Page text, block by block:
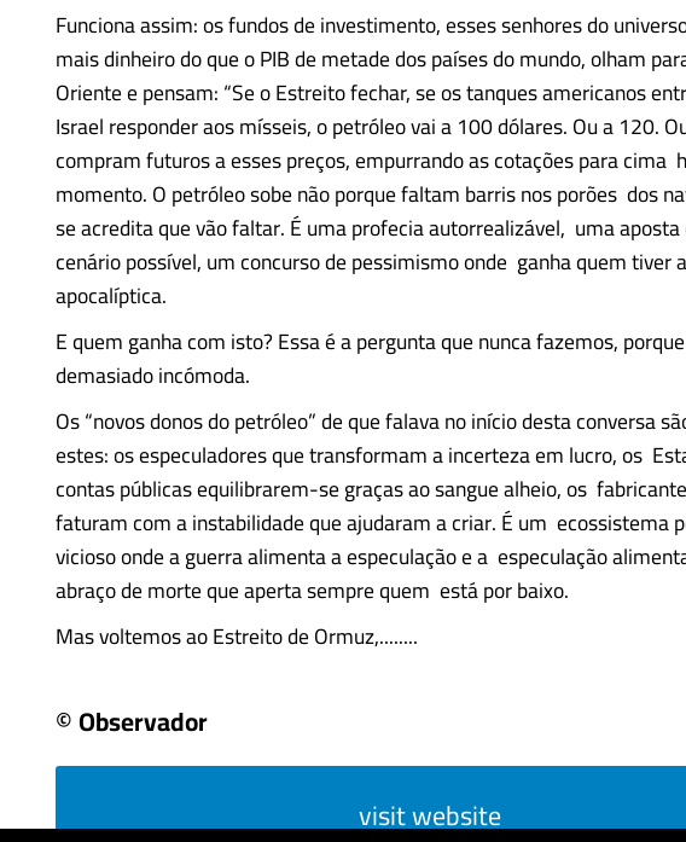
Funciona assim: os fundos de investimento, esses senhores do
mais dinheiro do que o PIB de metade dos países do mundo, olham
Oriente e pensam: “Se o Estreito fechar, se os tanques americanos
Israel responder aos mísseis, o petróleo vai a 100 dólares. Ou a 120.
compram futuros a esses preços, empurrando as cotações para cima
momento. O petróleo sobe não porque faltam barris nos porões dos
se acredita que vão faltar. É uma profecia autorrealizável, uma
cenário possível, um concurso de pessimismo onde ganha quem tiver
apocalíptica.
E quem ganha com isto? Essa é a pergunta que nunca fazemos,
demasiado incómoda.
Os “novos donos do petróleo” de que falava no início desta conversa
estes: os especuladores que transformam a incerteza em lucro, os
contas públicas equilibrarem-se graças ao sangue alheio, os
faturam com a instabilidade que ajudaram a criar. É um ecossistema
vicioso onde a guerra alimenta a especulação e a especulação
abraço de morte que aperta sempre quem está por baixo.
Mas voltemos ao Estreito de Ormuz,........
© Observador
visit website